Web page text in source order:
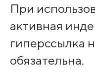
При
активная
гиперссылка
обязательна.